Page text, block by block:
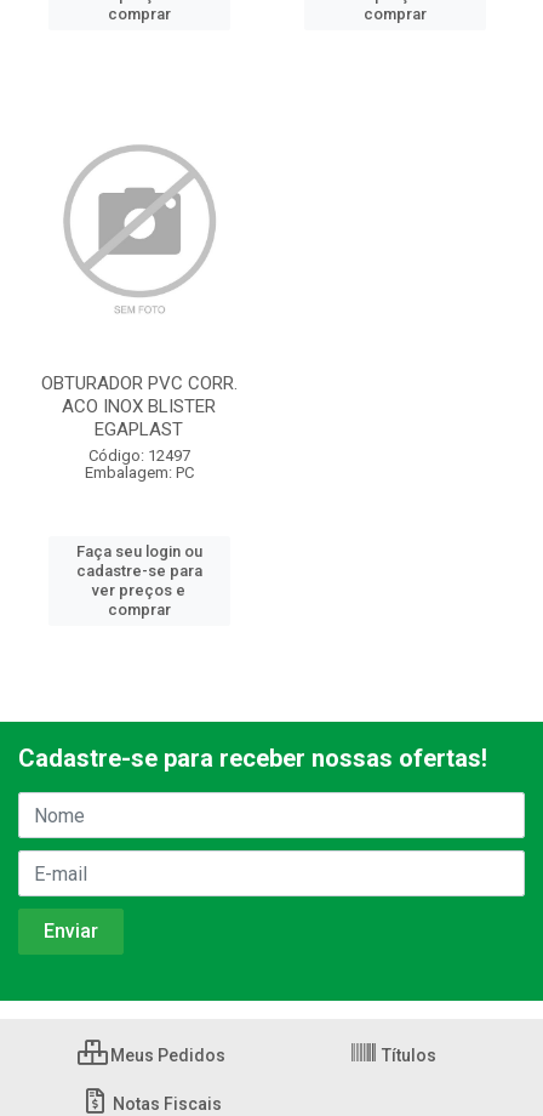
comprar
comprar
OBTURADOR PVC CORR.
ACO INOX BLISTER
EGAPLAST
Código: 12497
Embalagem: PC
Faça seu login ou
cadastre-se para
ver preços e
comprar
Cadastre-se para receber nossas ofertas!
Meus Pedidos Títulos
Notas Fiscais